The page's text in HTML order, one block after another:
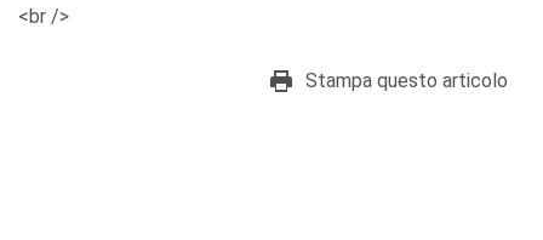
<br />
Stampa questo articolo